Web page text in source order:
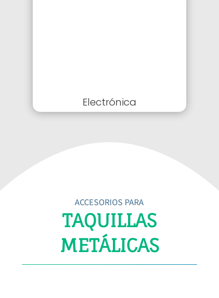
Electrónica
ACCESORIOS PARA
TAQUILLAS
METÁLICAS